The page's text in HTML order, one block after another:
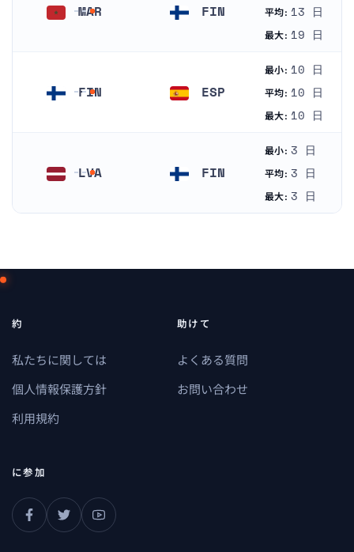
MAR FIN 平均: 13 日
最大: 19 日
FIN ESP
最小: 10 日
平均: 10 日
最大: 10 日
LVA FIN
最小: 3 日
平均: 3 日
最大: 3 日
約
私たちに関しては
個人情報保護方針
利用規約
助けて
よくある質問
お問い合わせ
に参加